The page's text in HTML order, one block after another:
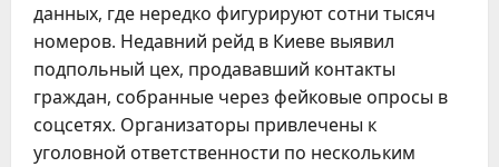
данных, где нередко фигурируют сотни тысяч
номеров. Недавний рейд в Киеве выявил
подпольный цех, продававший контакты
граждан, собранные через фейковые опросы в
соцсетях. Организаторы привлечены к
уголовной ответственности по нескольким